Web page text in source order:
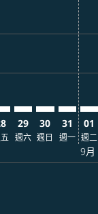
查找票價
disclaimer. 查找
offers-disclaimer.
view-offers-
cmp-view-offers-
cmp-view-
cmp-
CEB–KMJ:
29
週六
CEB–KMJ:
30
週日
31
週一
01
週二
9月